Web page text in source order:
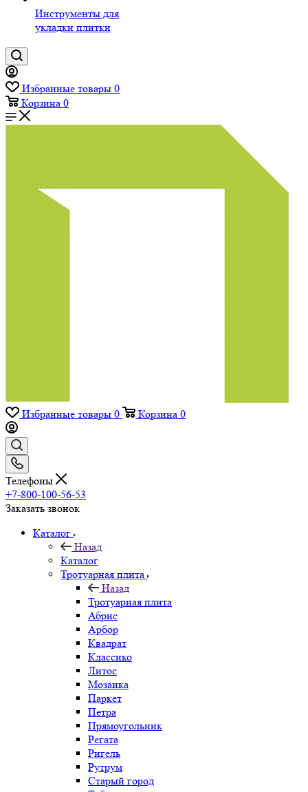
Инструменты для
укладки плитки
Избранные товары 0
Корзина 0
Избранные товары 0 Корзина 0
Телефоны
+7-800-100-56-53
Заказать звонок
Каталог
Назад
Каталог
Тротуарная плита
Назад
Тротуарная плита
Абрис
Арбор
Квадрат
Классико
Литос
Мозаика
Паркет
Петра
Прямоугольник
Регата
Ригель
Рутрум
Старый город